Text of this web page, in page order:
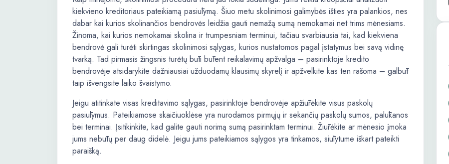
kiekvieno kreditoriaus pateikiamą pasiūlymą. Šiuo metu skolinimosi galimybės išties yra palankios, nes
dabar kai kurios skolinančios bendrovės leidžia gauti nemažą sumą nemokamai net trims mėnesiams.
Žinoma, kai kurios nemokamai skolina ir trumpesniam terminui, tačiau svarbiausia tai, kad kiekviena
bendrovė gali turėti skirtingas skolinimosi sąlygas, kurios nustatomos pagal įstatymus bei savą vidinę
tvarką. Tad pirmasis žingsnis turėtų būti būtent reikalavimų apžvalga – pasirinktoje kredito
bendrovėje atsidarykite dažniausiai užduodamų klausimų skyrelį ir apžvelkite kas ten rašoma – galbūt
taip išvengsite laiko švaistymo.
Jeigu atitinkate visas kreditavimo sąlygas, pasirinktoje bendrovėje apžiūrėkite visus paskolų
pasiūlymus. Pateikiamose skaičiuoklėse yra nurodamos pirmųjų ir sekančių paskolų sumos, palūkanos
bei terminai. Įsitikinkite, kad galite gauti norimą sumą pasirinktam terminui. Žiūrėkite ar mėnesio įmoka
jums nebūtų per daug didelė. Jeigu jums pateikiamos sąlygos yra tinkamos, siūlytume iškart pateikti
paraišką.